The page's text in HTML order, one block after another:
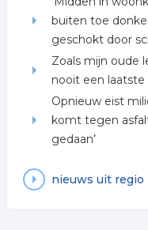
buiten toe
geschokt door
Zoals mijn oude
nooit een laatste
Opnieuw eist
komt tegen
gedaan’
nieuws uit regio